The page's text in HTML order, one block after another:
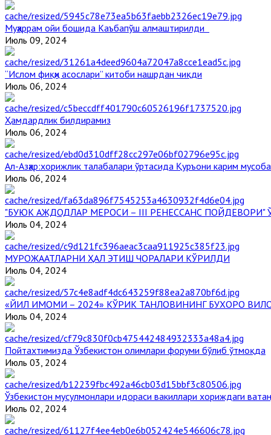
Муҳаррам ойи бошида Каъбапўш алмаштирилди
Июль 09, 2024
“Ислом фиқҳи асослари” китоби нашрдан чиқди
Июль 06, 2024
Ҳамдардлик билдирамиз
Июль 06, 2024
Aл-Aзҳар:хорижлик талабалари ўртасида Қуръони карим
Июль 06, 2024
"БУЮК АЖДОДЛАР МЕРОСИ – III РЕНЕССАНС
Июль 04, 2024
МУРОЖААТЛАРНИ ҲАЛ ЭТИШ ЧОРАЛАРИ КЎРИЛДИ
Июль 04, 2024
«ЙИЛ ИМОМИ – 2024» КЎРИК ТАНЛОВИНИНГ БУХОРО
Июль 04, 2024
Пойтахтимизда Ўзбекистон олимлари форуми бўлиб ўтмоқда
Июль 03, 2024
Ўзбекистон мусулмонлари идораси вакиллари хориждаги
Июль 02, 2024